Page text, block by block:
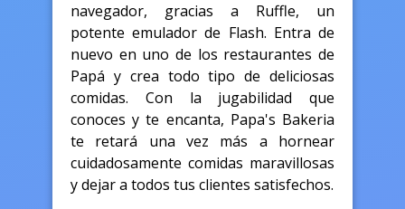
navegador, gracias a Ruffle, un
potente emulador de Flash. Entra de
nuevo en uno de los restaurantes de
Papá y crea todo tipo de deliciosas
comidas. Con la jugabilidad que
conoces y te encanta, Papa's Bakeria
te retará una vez más a hornear
cuidadosamente comidas maravillosas
y dejar a todos tus clientes satisfechos.